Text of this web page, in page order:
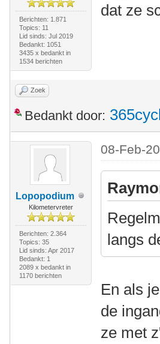
Berichten: 1.871
Topics: 11
Lid sinds: Jul 2019
Bedankt: 1051
3435 x bedankt in
1534 berichten
dat ze
Zoek
Bedankt door:
Lopopodium
Kilometervreter
Berichten: 2.364
Topics: 35
Lid sinds: Apr 2017
Bedankt: 1
2089 x bedankt in
1170 berichten
08-Feb-
langs
En als
de
ze met